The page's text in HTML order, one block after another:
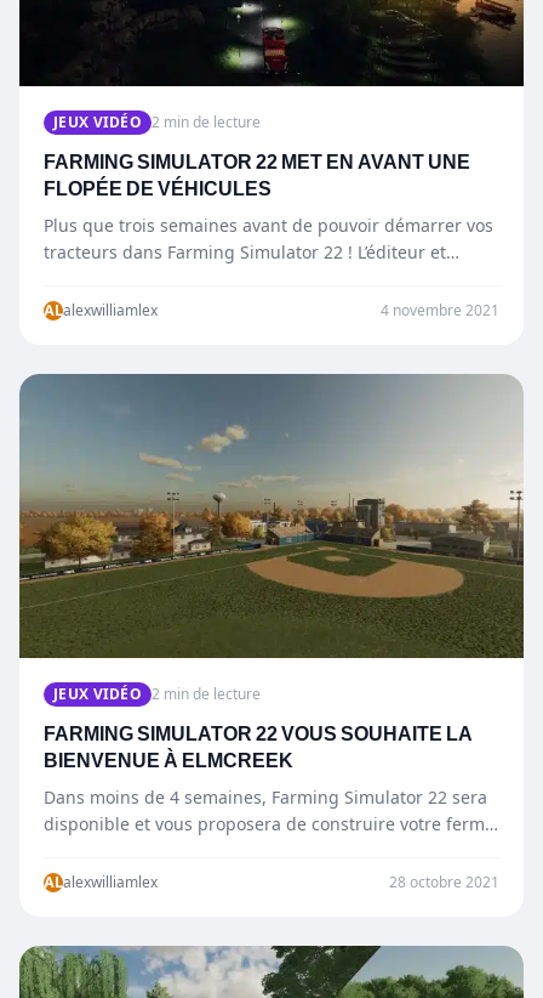
JEUX VIDÉO 2 min de lecture
FARMING SIMULATOR 22 MET EN AVANT UNE
FLOPÉE DE VÉHICULES
Plus que trois semaines avant de pouvoir démarrer vos
tracteurs dans Farming Simulator 22 ! L’éditeur et
ALalexwilliamlex 4 novembre 2021
JEUX VIDÉO 2 min de lecture
FARMING SIMULATOR 22 VOUS SOUHAITE LA
BIENVENUE À ELMCREEK
Dans moins de 4 semaines, Farming Simulator 22 sera
disponible et vous proposera de construire votre ferme
ALalexwilliamlex 28 octobre 2021